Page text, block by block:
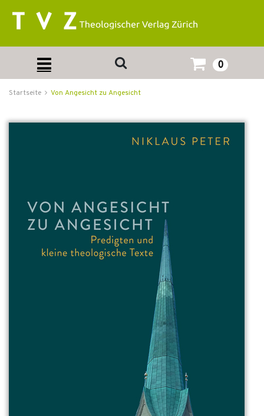
0
Startseite Von Angesicht zu Angesicht